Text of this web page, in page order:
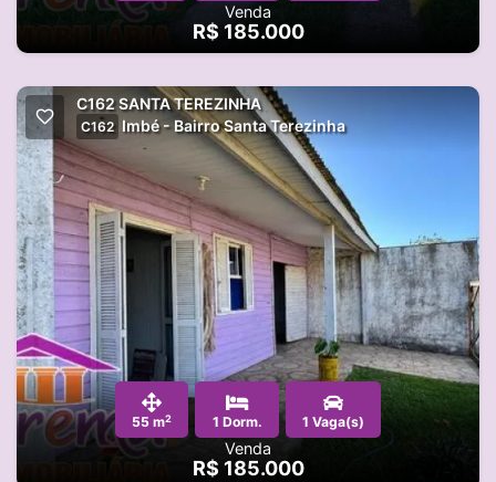
Venda
R$ 185.000
C162 SANTA TEREZINHA
C162 Imbé - Bairro Santa Terezinha
55 m2 1 Dorm. 1 Vaga(s)
Venda
R$ 185.000